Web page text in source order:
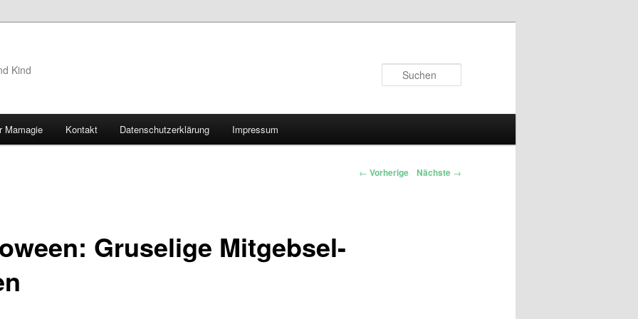
Kind
Mamagie Kontakt Datenschutzerklärung Impressum
← Vorherige Nächste →
Gruselige Mitgebsel-